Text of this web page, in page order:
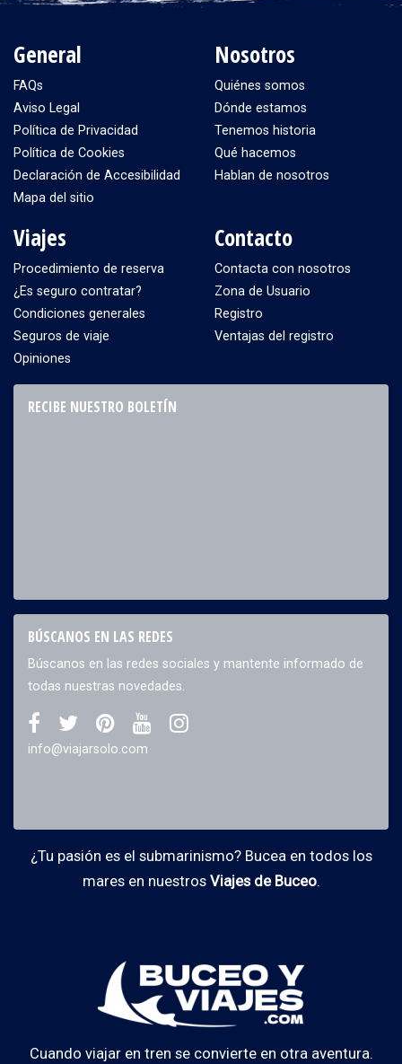
General
FAQs
Aviso Legal
Política de Privacidad
Política de Cookies
Declaración de Accesibilidad
Mapa del sitio
Nosotros
Quiénes somos
Dónde estamos
Tenemos historia
Qué hacemos
Hablan de nosotros
Viajes
Procedimiento de reserva
¿Es seguro contratar?
Condiciones generales
Seguros de viaje
Opiniones
Contacto
Contacta con nosotros
Zona de Usuario
Registro
Ventajas del registro
RECIBE NUESTRO BOLETÍN
BÚSCANOS EN LAS REDES
Búscanos en las redes sociales y mantente informado de
todas nuestras novedades.
info@viajarsolo.com
¿Tu pasión es el submarinismo? Bucea en todos los
mares en nuestros Viajes de Buceo.
Cuando viajar en tren se convierte en otra aventura.